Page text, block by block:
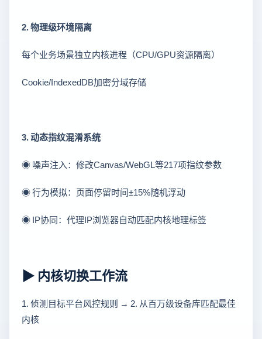
2. 物理级环境隔离
每个业务场景独立内核进程（CPU/GPU资源隔离）
Cookie/IndexedDB加密分域存储
3. 动态指纹混淆系统
◉ 噪声注入：修改Canvas/WebGL等217项指纹参数
◉ 行为模拟：页面停留时间±15%随机浮动
◉ IP协同：代理IP浏览器自动匹配内核地理标签
▶ 内核切换工作流
1. 侦测目标平台风控规则 → 2. 从百万级设备库匹配最佳
内核